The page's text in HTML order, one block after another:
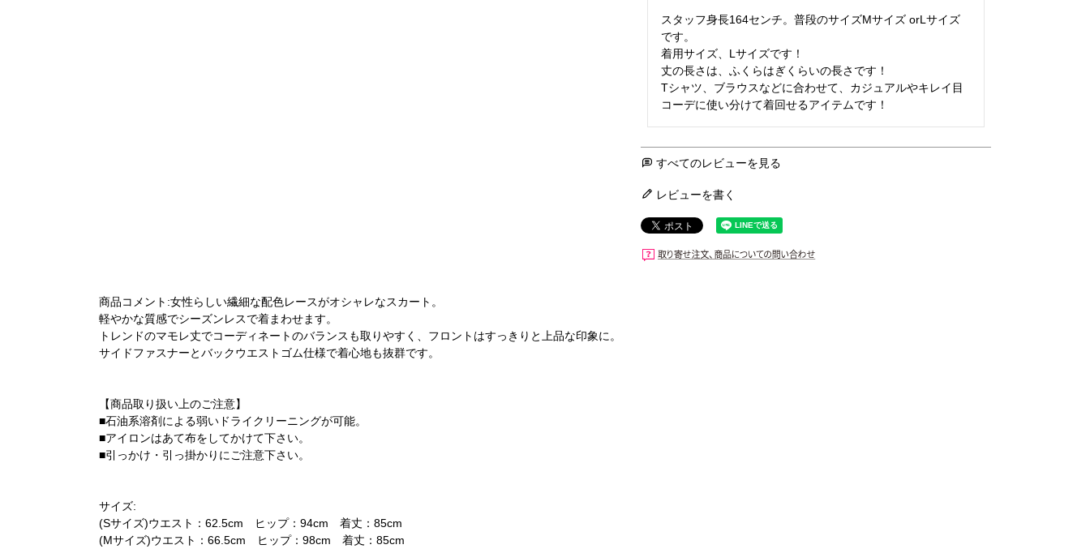
スタッフ身長164センチ。普段のサイズMサイズ orLサイズ
です。
着用サイズ、Lサイズです！
丈の長さは、ふくらはぎくらいの長さです！
Tシャツ、ブラウスなどに合わせて、カジュアルやキレイ目
コーデに使い分けて着回せるアイテムです！
すべてのレビューを見る
レビューを書く
商品コメント:女性らしい繊細な配色レースがオシャレなスカート。
軽やかな質感でシーズンレスで着まわせます。
トレンドのマモレ丈でコーディネートのバランスも取りやすく、フロントはすっきりと上品な印象に。
サイドファスナーとバックウエストゴム仕様で着心地も抜群です。
【商品取り扱い上のご注意】
■石油系溶剤による弱いドライクリーニングが可能。
■アイロンはあて布をしてかけて下さい。
■引っかけ・引っ掛かりにご注意下さい。
サイズ:
(Sサイズ)ウエスト：62.5cm ヒップ：94cm 着丈：85cm
(Mサイズ)ウエスト：66.5cm ヒップ：98cm 着丈：85cm